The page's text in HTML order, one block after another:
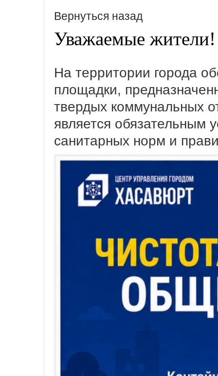
Вернуться назад
Уважаемые жители!
На территории города
площадки,
твердых коммунальных
является обязательным
санитарных норм и